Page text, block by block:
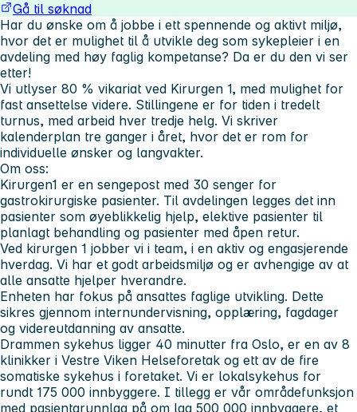
Gå til søknad
Har du ønske om å jobbe i ett spennende og aktivt miljø,
hvor det er mulighet til å utvikle deg som sykepleier i en
avdeling med høy faglig kompetanse? Da er du den vi ser
etter!
Vi utlyser 80 % vikariat ved Kirurgen 1, med mulighet for
fast ansettelse videre. Stillingene er for tiden i tredelt
turnus, med arbeid hver tredje helg. Vi skriver
kalenderplan tre ganger i året, hvor det er rom for
individuelle ønsker og langvakter.
Om oss:
Kirurgen1 er en sengepost med 30 senger for
gastrokirurgiske pasienter. Til avdelingen legges det inn
pasienter som øyeblikkelig hjelp, elektive pasienter til
planlagt behandling og pasienter med åpen retur.
Ved kirurgen 1 jobber vi i team, i en aktiv og engasjerende
hverdag. Vi har et godt arbeidsmiljø og er avhengige av at
alle ansatte hjelper hverandre.
Enheten har fokus på ansattes faglige utvikling. Dette
sikres gjennom internundervisning, opplæring, fagdager
og videreutdanning av ansatte.
Drammen sykehus ligger 40 minutter fra Oslo, er en av 8
klinikker i Vestre Viken Helseforetak og ett av de fire
somatiske sykehus i foretaket. Vi er lokalsykehus for
rundt 175 000 innbyggere. I tillegg er vår områdefunksjon
med pasientgrunnlag på om lag 500 000 innbyggere, et